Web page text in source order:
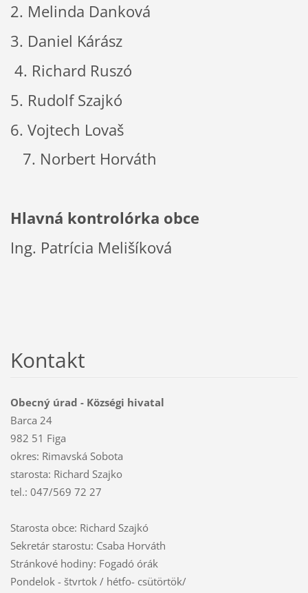
2. Melinda Danková
3. Daniel Kárász
4. Richard Ruszó
5. Rudolf Szajkó
6. Vojtech Lovaš
7. Norbert Horváth
Hlavná kontrolórka obce
Ing. Patrícia Melišíková
Kontakt
Obecný úrad - Községi hivatal
Barca 24
982 51 Figa
okres: Rimavská Sobota
starosta: Richard Szajko
tel.: 047/569 72 27
Starosta obce: Richard Szajkó
Sekretár starostu: Csaba Horváth
Stránkové hodiny: Fogadó órák
Pondelok - štvrtok / hétfo- csütörtök/